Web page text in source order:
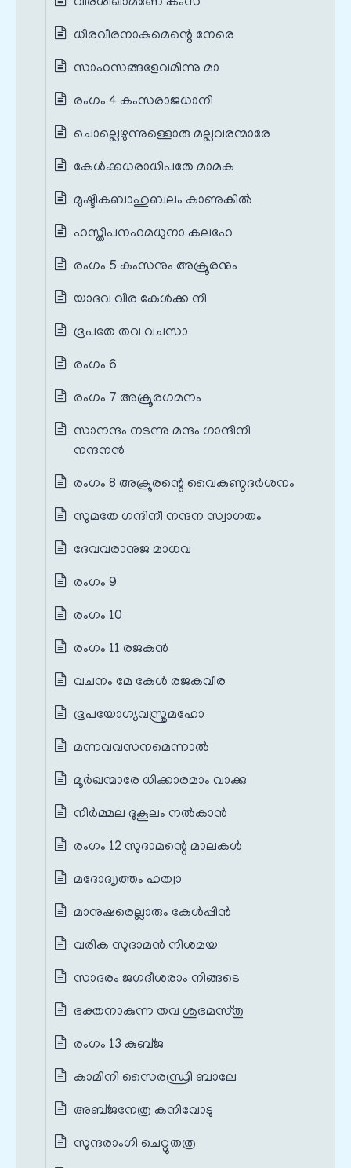
വീരശിഖാമണേ കംസ
ധീരവീരനാകുമെന്റെ നേരെ
സാഹസങ്ങളേവമിന്നു മാ
രംഗം 4 കംസരാജധാനി
ചൊല്ലെഴുന്നുള്ളൊരു മല്ലവരന്മാരേ
കേൾക്കധരാധിപതേ മാമക
മുഷ്ടികബാഹുബലം കാണുകിൽ
ഹസ്തിപനഹമധുനാ കലഹേ
രംഗം 5 കംസനും അക്രൂരനും
യാദവ വീര കേൾക്ക നീ
ഭൂപതേ തവ വചസാ
രംഗം 6
രംഗം 7 അക്രൂരഗമനം
സാനന്ദം നടന്നു മന്ദം ഗാന്ദിനീ
നന്ദനൻ
രംഗം 8 അക്രൂരന്റെ വൈകുണ്ഠദർശനം
സുമതേ ഗന്ദിനീ നന്ദന സ്വാഗതം
ദേവവരാനുജ മാധവ
രംഗം 9
രംഗം 10
രംഗം 11 രജകൻ
വചനം മേ കേൾ രജകവീര
ഭൂപയോഗ്യവസ്ത്രമഹോ
മന്നവവസനമെന്നാൽ
മൂർഖന്മാരേ ധിക്കാരമാം വാക്കു
നിർമ്മല ദുകൂലം നൽകാൻ
രംഗം 12 സുദാമന്റെ മാലകൾ
മദോദ്വൃത്തം ഹത്വാ
മാനുഷരെല്ലാരും കേൾപ്പിൻ
വരിക സുദാമൻ നിശമയ
സാദരം ജഗദീശരാം നിങ്ങടെ
ഭക്തനാകുന്ന തവ ശുഭമസ്തു
രംഗം 13 കുബ്ജ
കാമിനി സൈരന്ധ്രി ബാലേ
അബ്ജനേത്ര കനിവോടു
സുന്ദരാംഗി ചെറ്റുതത്ര